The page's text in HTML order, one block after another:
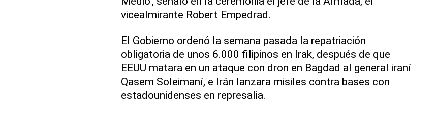
vicealmirante Robert Empedrad.
El Gobierno ordenó la semana pasada la repatriación
obligatoria de unos 6.000 filipinos en Irak, después de que
EEUU matara en un ataque con dron en Bagdad al general iraní
Qasem Soleimaní, e Irán lanzara misiles contra bases con
estadounidenses en represalia.